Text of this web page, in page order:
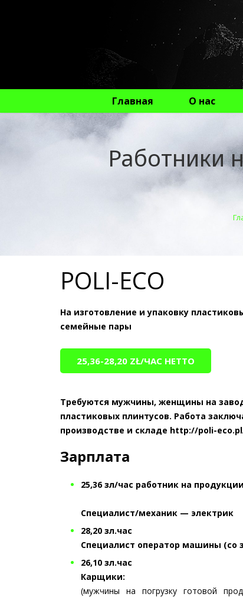
Главная О нас
Работники
POLI-ECO
На изготовление и упаковку
семейные пары
25,36-28,20 ZŁ/ЧАС НЕТТО
Требуются мужчины, женщины на
пластиковых плинтусов. Работа
производстве и складе http://poli-
Зарплата
25,36 зл/час работник на продукции
Специалист/механик — электрик
28,20 зл.час
Специалист оператор машины (со
26,10 зл.час
Карщики:
(мужчины на погрузку готовой